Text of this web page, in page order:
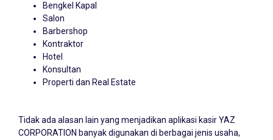
Bengkel Kapal
Salon
Barbershop
Kontraktor
Hotel
Konsultan
Properti dan Real Estate
Tidak ada alasan lain yang menjadikan aplikasi kasir YAZ
CORPORATION banyak digunakan di berbagai jenis usaha,